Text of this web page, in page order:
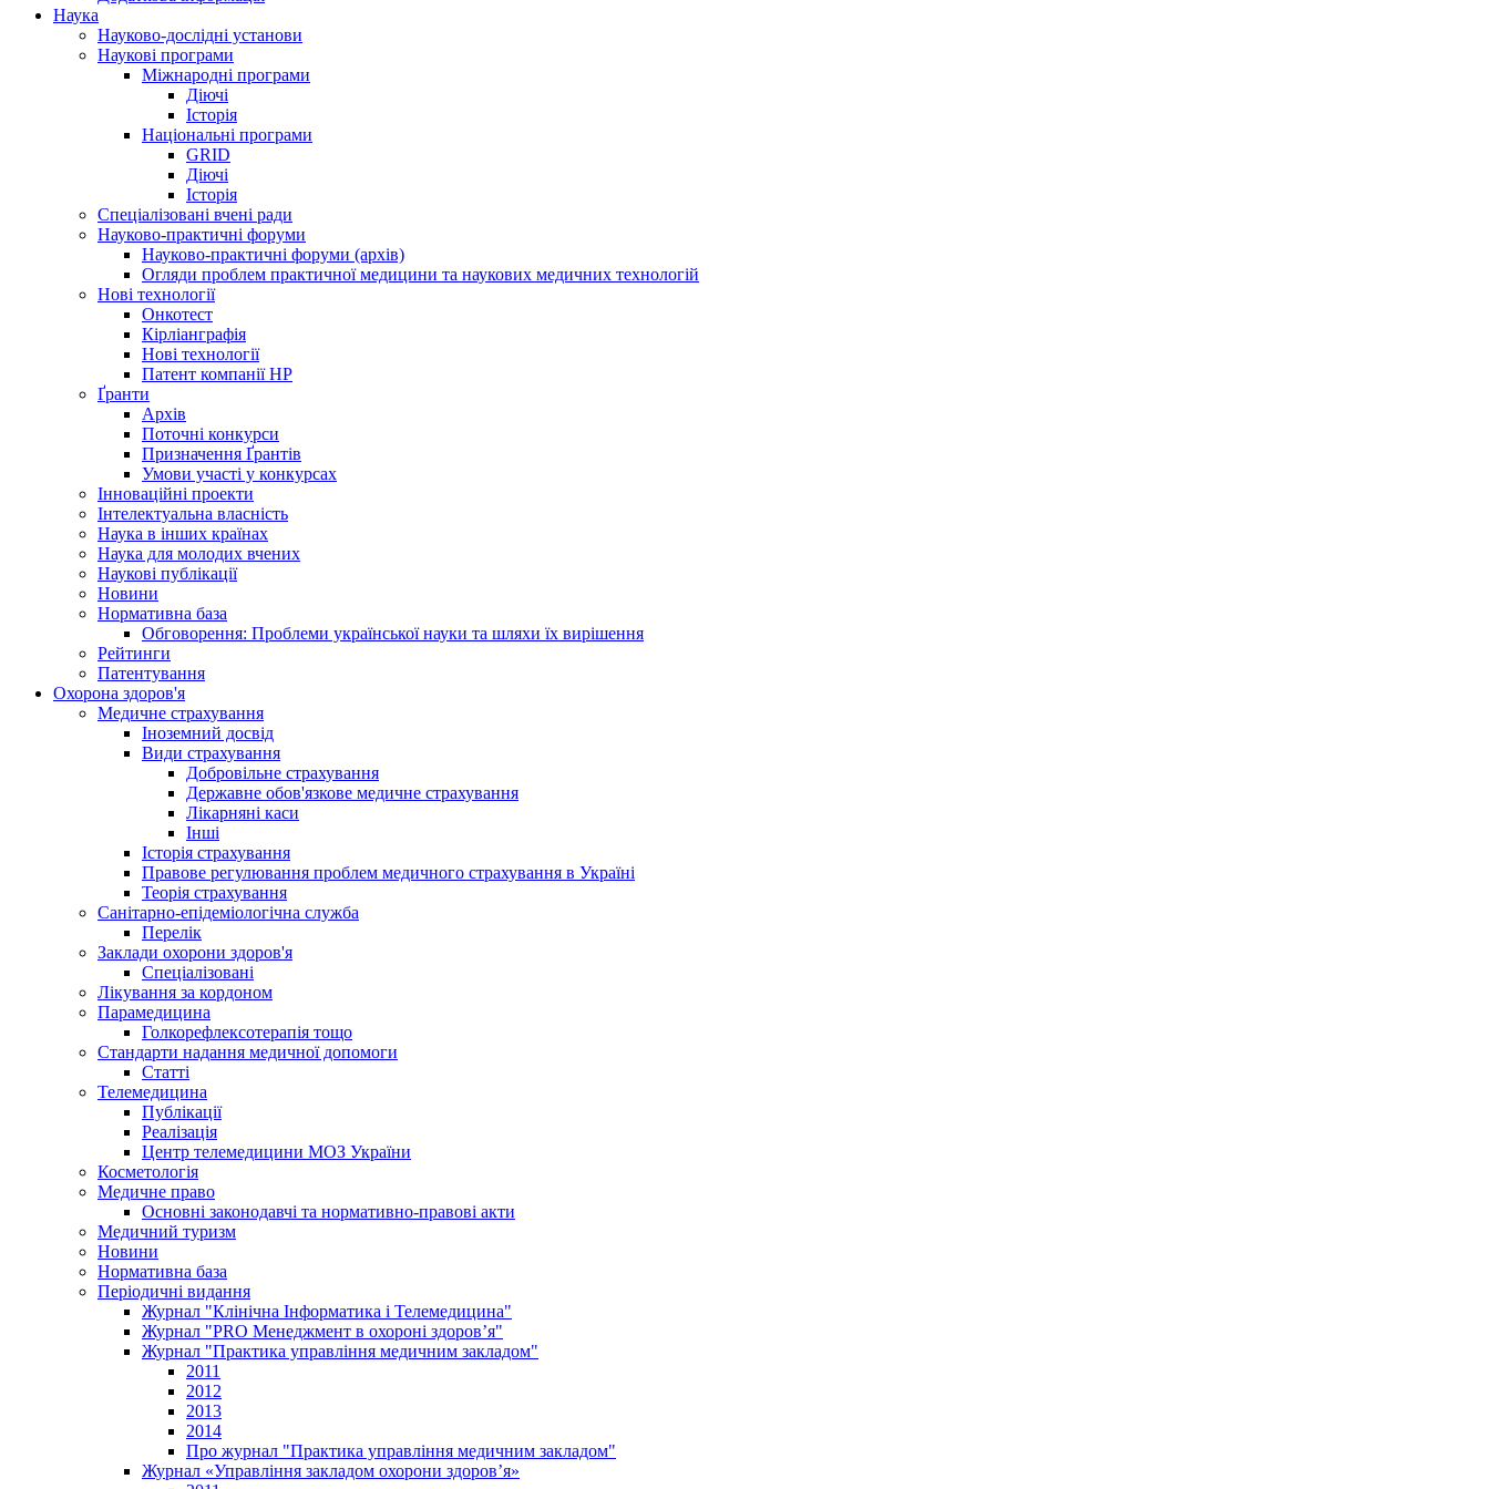
Наука
Науково-дослідні установи
Наукові програми
Міжнародні програми
Діючі
Історія
Національні програми
GRID
Діючі
Історія
Спеціалізовані вчені ради
Науково-практичні форуми
Науково-практичні форуми (архів)
Огляди проблем практичної медицини та наукових медичних технологій
Нові технології
Онкотест
Кірліанграфія
Нові технології
Патент компанії HP
Ґранти
Архів
Поточні конкурси
Призначення Ґрантів
Умови участі у конкурсах
Інноваційні проекти
Інтелектуальна власність
Наука в інших країнах
Наука для молодих вчених
Наукові публікації
Новини
Нормативна база
Обговорення: Проблеми української науки та шляхи їх вирішення
Рейтинги
Патентування
Охорона здоров'я
Медичне страхування
Іноземний досвід
Види страхування
Добровільне страхування
Державне обов'язкове медичне страхування
Лікарняні каси
Інші
Історія страхування
Правове регулювання проблем медичного страхування в Україні
Теорія страхування
Санітарно-епідеміологічна служба
Перелік
Заклади охорони здоров'я
Спеціалізовані
Лікування за кордоном
Парамедицина
Голкорефлексотерапія тощо
Стандарти надання медичної допомоги
Статті
Телемедицина
Публікації
Реалізація
Центр телемедицини МОЗ України
Косметологія
Медичне право
Основні законодавчі та нормативно-правові акти
Медичний туризм
Новини
Нормативна база
Періодичні видання
Журнал "Клінічна Інформатика і Телемедицина"
Журнал "PRO Менеджмент в охороні здоров’я"
Журнал "Практика управління медичним закладом"
2011
2012
2013
2014
Про журнал "Практика управління медичним закладом"
Журнал «Управління закладом охорони здоров’я»